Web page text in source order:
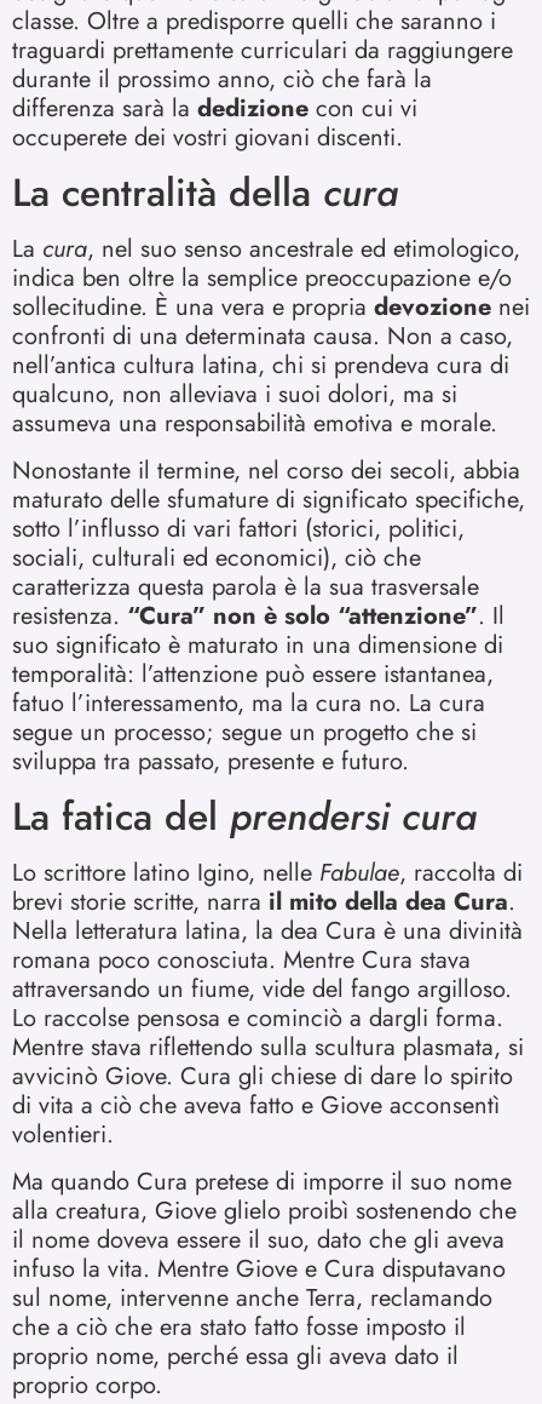
classe. Oltre a predisporre quelli che saranno i
traguardi prettamente curriculari da raggiungere
durante il prossimo anno, ciò che farà la
differenza sarà la dedizione con cui vi
occuperete dei vostri giovani discenti.
La centralità della cura
La cura, nel suo senso ancestrale ed etimologico,
indica ben oltre la semplice preoccupazione e/o
sollecitudine. È una vera e propria devozione nei
confronti di una determinata causa. Non a caso,
nell’antica cultura latina, chi si prendeva cura di
qualcuno, non alleviava i suoi dolori, ma si
assumeva una responsabilità emotiva e morale.
Nonostante il termine, nel corso dei secoli, abbia
maturato delle sfumature di significato specifiche,
sotto l’influsso di vari fattori (storici, politici,
sociali, culturali ed economici), ciò che
caratterizza questa parola è la sua trasversale
resistenza. “Cura” non è solo “attenzione”. Il
suo significato è maturato in una dimensione di
temporalità: l’attenzione può essere istantanea,
fatuo l’interessamento, ma la cura no. La cura
segue un processo; segue un progetto che si
sviluppa tra passato, presente e futuro.
La fatica del prendersi cura
Lo scrittore latino Igino, nelle Fabulae, raccolta di
brevi storie scritte, narra il mito della dea Cura.
Nella letteratura latina, la dea Cura è una divinità
romana poco conosciuta. Mentre Cura stava
attraversando un fiume, vide del fango argilloso.
Lo raccolse pensosa e cominciò a dargli forma.
Mentre stava riflettendo sulla scultura plasmata, si
avvicinò Giove. Cura gli chiese di dare lo spirito
di vita a ciò che aveva fatto e Giove acconsentì
volentieri.
Ma quando Cura pretese di imporre il suo nome
alla creatura, Giove glielo proibì sostenendo che
il nome doveva essere il suo, dato che gli aveva
infuso la vita. Mentre Giove e Cura disputavano
sul nome, intervenne anche Terra, reclamando
che a ciò che era stato fatto fosse imposto il
proprio nome, perché essa gli aveva dato il
proprio corpo.